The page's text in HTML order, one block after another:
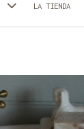
LA TIENDA